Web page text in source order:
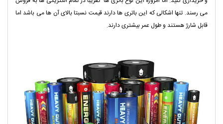
می رسند. تنها اشکالی که این باتری ها دارند قیمت نسبتا بالای آن ها می باشد اما
قابل شارژ هستند و طول عمر بیشتری دارند.